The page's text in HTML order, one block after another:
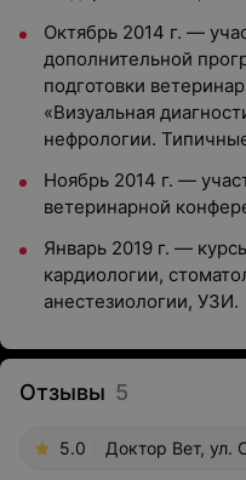
Октябрь 2014 г. —
дополнительной
подготовки
«Визуальная
нефрологии.
Ноябрь 2014 г. —
ветеринарной
Январь 2019 г. —
кардиологии,
анестезиологии, УЗИ.
Отзывы 5
5.0 Доктор Вет, ул.